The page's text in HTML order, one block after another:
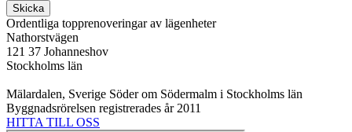
Skicka
Ordentliga topprenoveringar av lägenheter
Nathorstvägen
121 37 Johanneshov
Stockholms län
Mälardalen, Sverige Söder om Södermalm i Stockholms län
Byggnadsrörelsen registrerades år 2011
HITTA TILL OSS